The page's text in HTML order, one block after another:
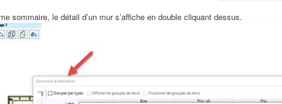
sommaire, le détail d’un mur s’affiche en double cliquant dessus.